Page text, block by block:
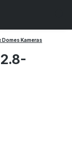
Domes Kameras